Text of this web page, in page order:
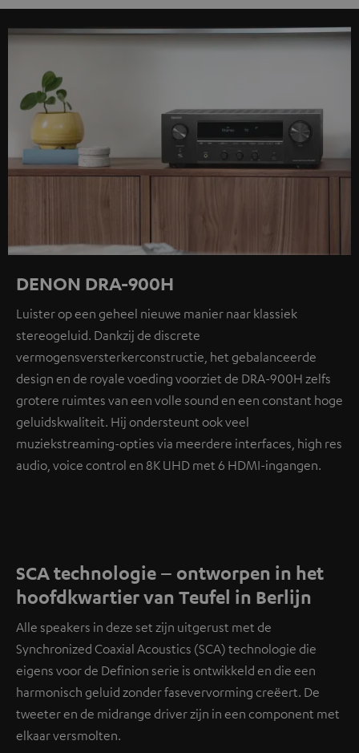
DENON DRA-900H
Luister op een geheel nieuwe manier naar klassiek
stereogeluid. Dankzij de discrete
vermogensversterkerconstructie, het gebalanceerde
design en de royale voeding voorziet de DRA-900H zelfs
grotere ruimtes van een volle sound en een constant hoge
geluidskwaliteit. Hij ondersteunt ook veel
muziekstreaming-opties via meerdere interfaces, high res
audio, voice control en 8K UHD met 6 HDMI-ingangen.
SCA technologie – ontworpen in het
hoofdkwartier van Teufel in Berlijn
Alle speakers in deze set zijn uitgerust met de
Synchronized Coaxial Acoustics (SCA) technologie die
eigens voor de Definion serie is ontwikkeld en die een
harmonisch geluid zonder fasevervorming creëert. De
tweeter en de midrange driver zijn in een component met
elkaar versmolten.